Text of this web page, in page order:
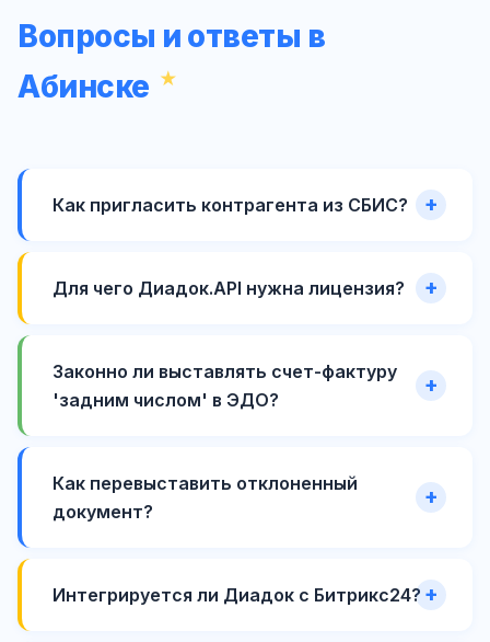
Вопросы и ответы в
Абинске
Как пригласить контрагента из СБИС?
Для чего Диадок.API нужна лицензия?
Законно ли выставлять счет-фактуру
'задним числом' в ЭДО?
Как перевыставить отклоненный
документ?
Интегрируется ли Диадок с Битрикс24?